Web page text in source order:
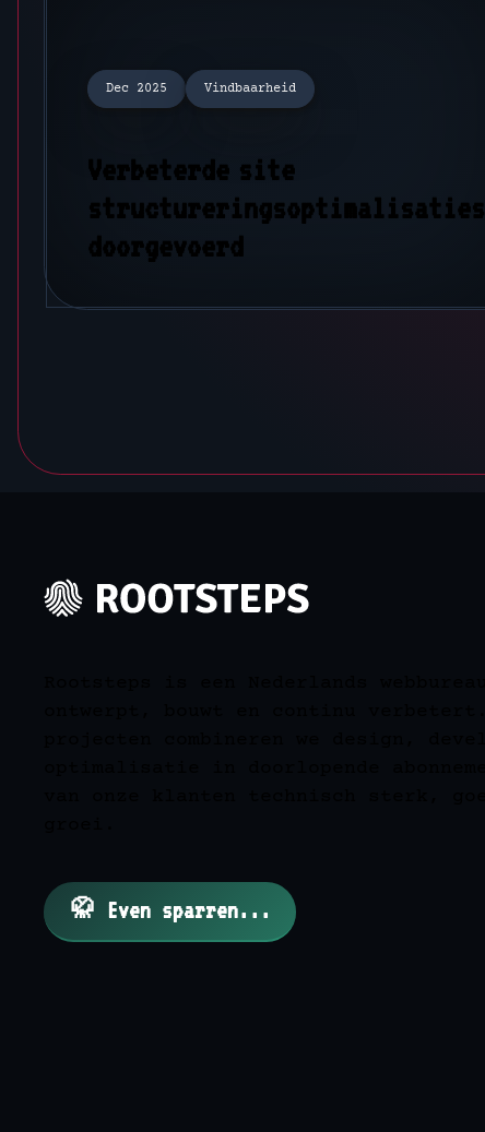
Dec 2025 Vindbaarheid
Verbeterde site
structureringsoptimalisaties
doorgevoerd
🥋 Even sparren...